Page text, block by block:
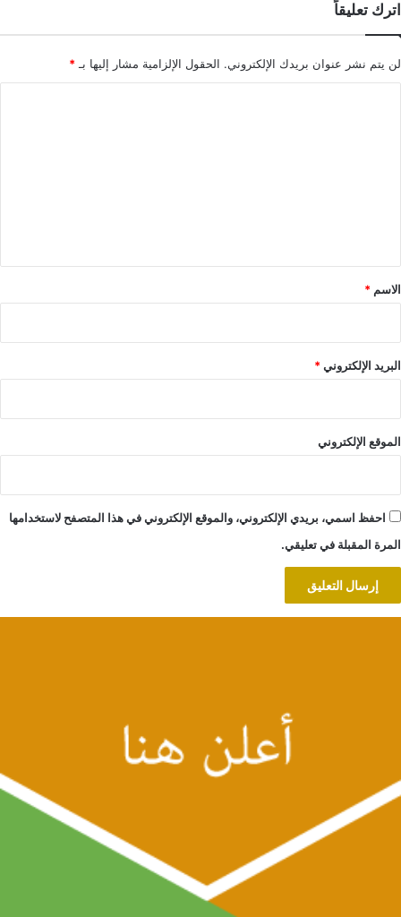
اترك تعليقاً
لن يتم نشر عنوان بريدك الإلكتروني. الحقول الإلزامية مشار إليها بـ *
*
الاسم *
البريد الإلكتروني*
الموقع الإلكتروني
احفظ اسمي، بريدي الإلكتروني، والموقع الإلكتروني في هذا المتصفح لاستخدامها
المرة المقبلة في تعليقي.